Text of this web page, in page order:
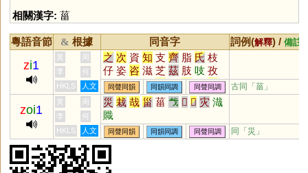
相關漢字: 菑
粵語音節 & 根據 同音字 詞例(解釋) / 備註
zi1
黃 周 之 次 資 知 支 齊 脂 氏 枝
仔 姿 咨 滋 芝 茲 肢 吱 孜
觜 恣 訾 輜 淄 齎 貲 蜘 祗
梔 鯔 砥 泜 髭 緇 齜 孳 榰
甾 鎡 鼒 菑 錙 呲 嵫 卮 孖
觶 㞢 䊷 𢆶 栺 秖 栥 疧 疻 齍
鮨 鳷 鄑 搘 椥 偨 袛 胑 粢
胾
秶
李
何
HKLS
人文 同聲同韻 同韻同調 同聲同調 古同「菑」
zoi1
黃 周 災 栽 哉 甾 菑 𢦏 𡿧 𢦔 灾 渽
賳
李
何
HKLS
人文 同聲同韻 同韻同調 同聲同調 同「 災 」